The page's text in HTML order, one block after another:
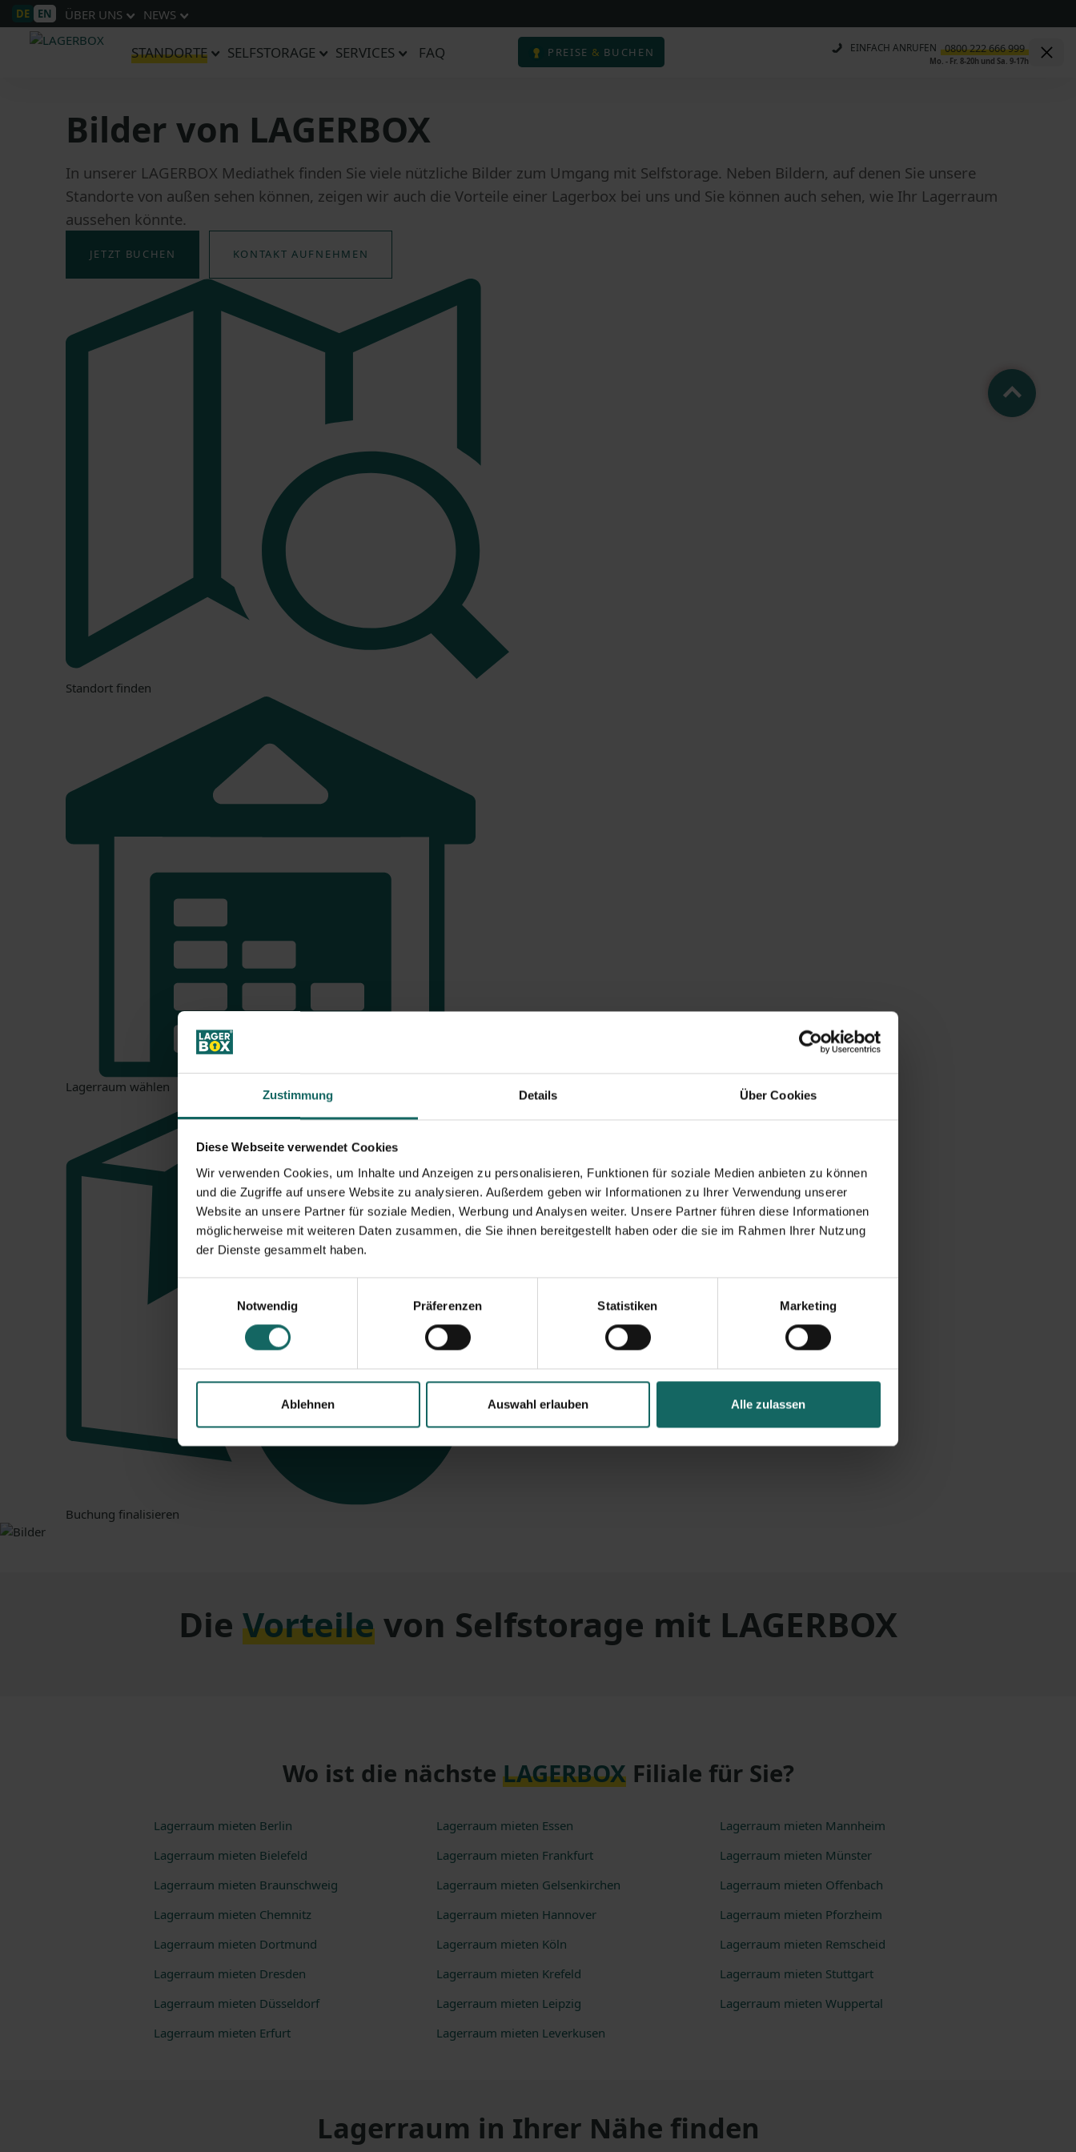
Zustimmung Details Über Cookies
Diese Webseite verwendet Cookies
Wir verwenden Cookies, um Inhalte und Anzeigen zu personalisieren, Funktionen für soziale Medien anbieten zu können
und die Zugriffe auf unsere Website zu analysieren. Außerdem geben wir Informationen zu Ihrer Verwendung unserer
Website an unsere Partner für soziale Medien, Werbung und Analysen weiter. Unsere Partner führen diese Informationen
möglicherweise mit weiteren Daten zusammen, die Sie ihnen bereitgestellt haben oder die sie im Rahmen Ihrer Nutzung
der Dienste gesammelt haben.
Einwilligungsauswahl
Notwendig
Präferenzen Statistiken Marketing
Ablehnen Auswahl erlauben Alle zulassen
DE EN ÜBER UNS NEWS
STANDORTE SELFSTORAGE SERVICES FAQ PREISE & BUCHEN EINFACH ANRUFEN
Mo. - Fr. 8-20h und Sa. 9-17h
Bilder von LAGERBOX
In unserer LAGERBOX Mediathek finden Sie viele nützliche Bilder zum Umgang mit Selfstorage. Neben Bildern, auf denen Sie unsere
Standorte von außen sehen können, zeigen wir auch die Vorteile einer Lagerbox bei uns und Sie können auch sehen, wie Ihr Lagerraum
aussehen könnte.
JETZT BUCHEN KONTAKT AUFNEHMEN
Standort finden
Lagerraum wählen
Buchung finalisieren
Die Vorteilevon Selfstorage mit LAGERBOX
Wo ist die nächste LAGERBOXFiliale für Sie?
Lagerraum mieten Berlin
Lagerraum mieten Bielefeld
Lagerraum mieten Braunschweig
Lagerraum mieten Chemnitz
Lagerraum mieten Dortmund
Lagerraum mieten Dresden
Lagerraum mieten Düsseldorf
Lagerraum mieten Erfurt
Lagerraum mieten Essen
Lagerraum mieten Frankfurt
Lagerraum mieten Gelsenkirchen
Lagerraum mieten Hannover
Lagerraum mieten Köln
Lagerraum mieten Krefeld
Lagerraum mieten Leipzig
Lagerraum mieten Leverkusen
Lagerraum mieten Mannheim
Lagerraum mieten Münster
Lagerraum mieten Offenbach
Lagerraum mieten Pforzheim
Lagerraum mieten Remscheid
Lagerraum mieten Stuttgart
Lagerraum mieten Wuppertal
Lagerraum in Ihrer Nähe finden